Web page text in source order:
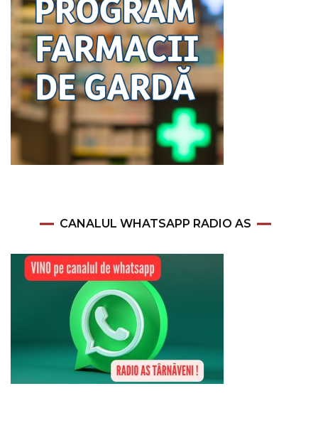
CANALUL WHATSAPP RADIO AS